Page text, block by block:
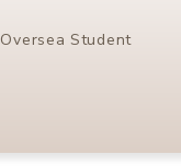
Oversea Student